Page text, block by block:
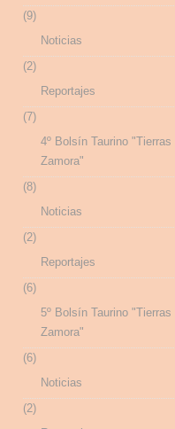
(9)
Noticias
(2)
Reportajes
(7)
4º Bolsín Taurino "Tierras
Zamora"
(8)
Noticias
(2)
Reportajes
(6)
5º Bolsín Taurino "Tierras
Zamora"
(6)
Noticias
(2)